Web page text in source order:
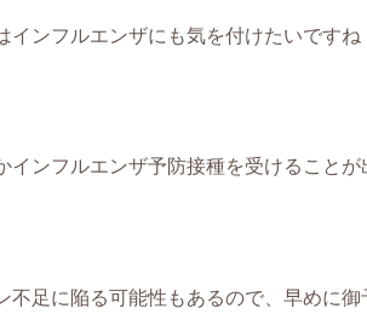
インフルエンザにも気を付けたいですね
ンフルエンザ予防接種を受けることが
不足に陥る可能性もあるので、早めに御